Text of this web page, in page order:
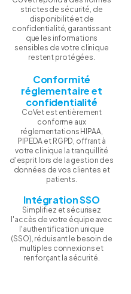
strictes de sécurité, de
disponibilité et de
confidentialité, garantissant
que les informations
sensibles de votre clinique
restent protégées.
Conformité
réglementaire et
confidentialité
CoVet est entièrement
conforme aux
réglementations HIPAA,
PIPEDA et RGPD, offrant à
votre clinique la tranquillité
d'esprit lors de la gestion des
données de vos clientes et
patients.
Intégration SSO
Simplifiez et sécurisez
l'accès de votre équipe avec
l'authentification unique
(SSO), réduisant le besoin de
multiples connexions et
renforçant la sécurité.